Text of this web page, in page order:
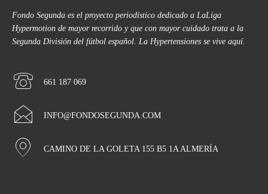
Fondo Segunda es el proyecto periodístico dedicado a LaLiga
Hypermotion de mayor recorrido y que con mayor cuidado trata a la
Segunda División del fútbol español. La Hypertensiones se vive aquí.
661 187 069
INFO@FONDOSEGUNDA.COM
CAMINO DE LA GOLETA 155 B5 1A ALMERÍA